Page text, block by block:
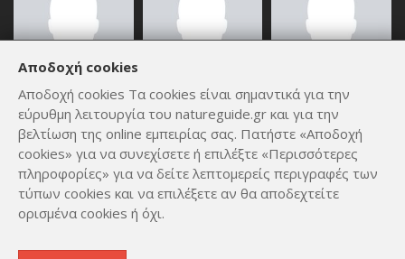
ΟΛΑ ΤΑ ΜΈΛΗ
Copyright © 2012 - 2026
Αποδοχή cookies
Αποδοχή cookies Τα cookies είναι σημαντικά για την
εύρυθμη λειτουργία του natureguide.gr και για την
βελτίωση της online εμπειρίας σας. Πατήστε «Αποδοχή
cookies» για να συνεχίσετε ή επιλέξτε «Περισσότερες
πληροφορίες» για να δείτε λεπτομερείς περιγραφές των
τύπων cookies και να επιλέξετε αν θα αποδεχτείτε
ορισμένα cookies ή όχι.